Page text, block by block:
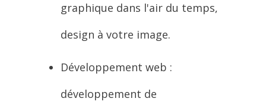
graphique dans l'air du temps,
design à votre image.
Développement web :
développement de